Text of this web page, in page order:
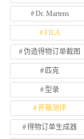
Dr. Martens
FILA
伪造得物订单截图
匹克
型录
开箱测评
得物订单生成器